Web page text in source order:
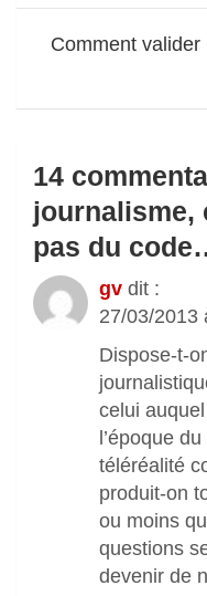
Comment valider
14
journalisme,
pas du
gv dit :
27/03/2013
Dispose-t-
celui
l’époque
téléréalité
produit-on
ou moins
questions
devenir de